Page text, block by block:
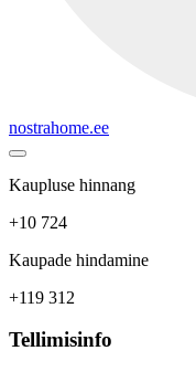
nostrahome.ee
Kaupluse hinnang
+10 724
Kaupade hindamine
+119 312
Tellimisinfo